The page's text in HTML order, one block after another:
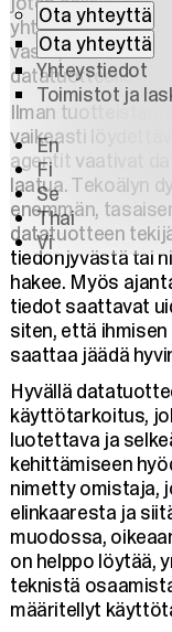
Ota yhteyttä
Ota yhteyttä
Yhteystiedot
Toimistot ja
En
Fi
Se
Thai
Vi
yhtenä tuotteena.
vasta, kun sillä
datatuotteelle
Ilman
vaikeasti
agentit vaativat
laatua. Tekoälyn
enemmän,
datatuotteen
tiedonjyvästä tai
hakee. Myös
tiedot saattavat
siten, että
saattaa jäädä
Hyvällä
käyttötarkoitus,
luotettava ja
kehittämiseen
nimetty omistaja,
elinkaaresta ja
muodossa,
on helppo löytää,
teknistä
määritellyt